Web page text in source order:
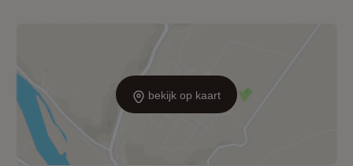
bekijk op kaart